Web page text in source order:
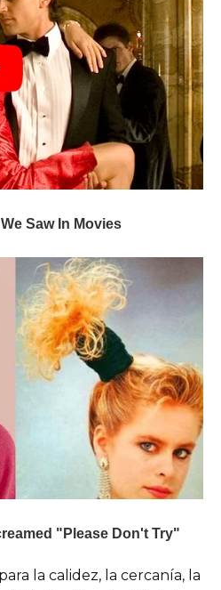
la calidez, la cercanía, la